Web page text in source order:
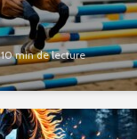
10 min de lecture